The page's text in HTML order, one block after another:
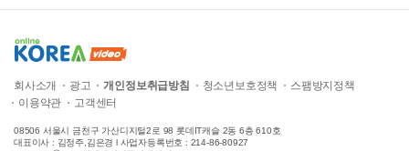
회사소개 광고 개인정보취급방침 청소년보호정책
스팸방지정책
이용약관
고객센터
08506 서울시 금천구 가산디지털2로 98 롯데IT캐슬 2동 6층 610호
대표이사 : 김정주,김은경 l 사업자등록번호 : 214-86-80927